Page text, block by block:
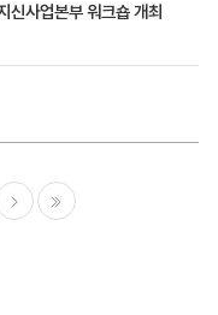
사업본부 워크숍 개최